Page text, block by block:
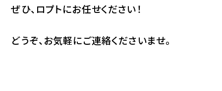
ぜひ、ロプトにお任せください！
どうぞ、お気軽にご連絡くださいませ。